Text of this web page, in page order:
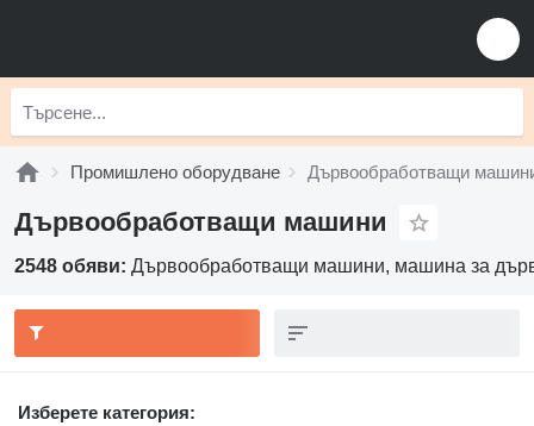
Промишлено оборудване Дървообработващи
Дървообработващи машини
2548 обяви: Дървообработващи машини, машина за
Изберете категория: